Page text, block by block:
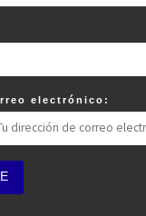
electrónico: